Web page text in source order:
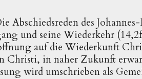
Abschiedsreden des
und seine Wiederkehr
auf die Wiederkunft
Christi, in naher Zukunft
wird umschrieben als